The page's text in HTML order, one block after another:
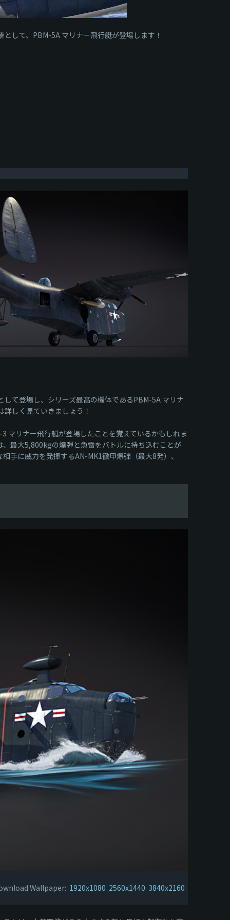
して、PBM-5A マリナー飛行艇が登場します！
て登場し、シリーズ最高の機体であるPBM-5A マリナ
しく見ていきましょう！
マリナー飛行艇が登場したことを覚えているかもしれま
最大5,800kgの爆弾と魚雷をバトルに持ち込むことが
手に威力を発揮するAN-MK1徹甲爆弾（最大8発）、
Wallpaper: 1920x1080 2560x1440 3840x2160